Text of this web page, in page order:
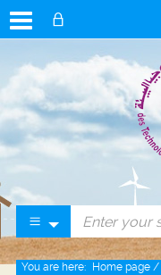
You are here: Home page /